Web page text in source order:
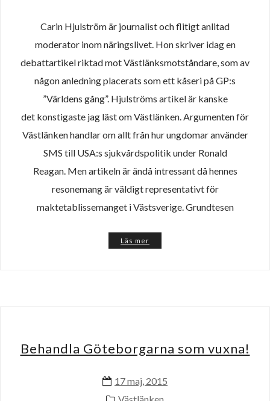
Carin Hjulström är journalist och flitigt anlitad
moderator inom näringslivet. Hon skriver idag en
debattartikel riktad mot Västlänksmotståndare, som av
någon anledning placerats som ett kåseri på GP:s
”Världens gång”. Hjulströms artikel är kanske
det konstigaste jag läst om Västlänken. Argumenten för
Västlänken handlar om allt från hur ungdomar använder
SMS till USA:s sjukvårdspolitik under Ronald
Reagan. Men artikeln är ändå intressant då hennes
resonemang är väldigt representativt för
maktetablissemanget i Västsverige. Grundtesen
Läs mer
Behandla Göteborgarna som vuxna!
17 maj, 2015
Västlänken